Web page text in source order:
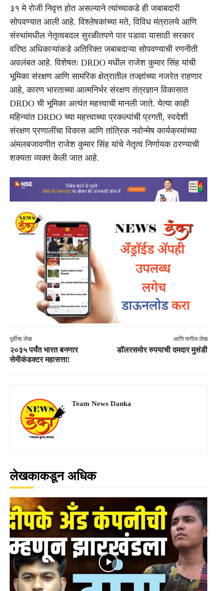
३१ मे रोजी निवृत्त होत असल्याने त्यांच्याकडे ही जबाबदारी
सोपवण्यात आली आहे. विश्लेषकांच्या मते, विविध मंत्रालये आणि
संस्थांमधील नेतृत्वबदल सुरळीतपणे पार पडावा यासाठी सरकार
वरिष्ठ अधिकाऱ्यांकडे अतिरिक्त जबाबदाऱ्या सोपवण्याची रणनीती
अवलंबत आहे. विशेषतः DRDO मधील राजेश कुमार सिंह यांची
भूमिका संरक्षण आणि सामरिक क्षेत्रातील तज्ज्ञांच्या नजरेत राहणार
आहे, कारण भारताच्या आत्मनिर्भर संरक्षण तंत्रज्ञान विकासात
DRDO ची भूमिका अत्यंत महत्त्वाची मानली जाते. येत्या काही
महिन्यांत DRDO च्या महत्त्वाच्या प्रकल्पांची प्रगती, स्वदेशी
संरक्षण प्रणालींचा विकास आणि तांत्रिक नवोन्मेष कार्यक्रमांच्या
अंमलबजावणीत राजेश कुमार सिंह यांचे नेतृत्व निर्णायक ठरण्याची
शक्यता व्यक्त केली जात आहे.
पूर्वीचा लेख
२०३५ पर्यंत भारत बनणार
सेमीकंडक्टर महासत्ता!
आणि मागील लेख
डॉलरसमोर रुपयाची दमदार मुसंडी
Team News Danka
लेखकाकडून अधिक